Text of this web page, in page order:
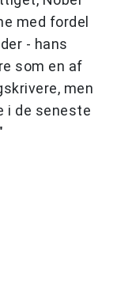
med fordel
- hans
som en af
men
i de seneste